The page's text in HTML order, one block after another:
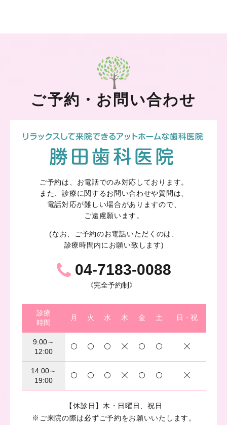
ご予約・お問い合わせ
ご予約は、お電話でのみ対応しております。
また、診療に関するお問い合わせや質問は、
電話対応が難しい場合がありますので、
ご遠慮願います。
(なお、ご予約のお電話いただくのは、
診療時間内にお願い致します)
04-7183-0088
《完全予約制》
診療
時間
月 火 水 木 金 土 日・祝
9:00～
12:00
14:00～
19:00
【休診日】木・日曜日、祝日
※ご来院の際は必ずご予約をお願いいたします。